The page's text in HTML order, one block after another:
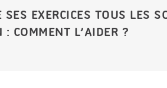
EXERCICES TOUS LES
COMMENT L’AIDER ?